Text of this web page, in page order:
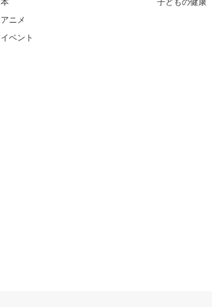
本
アニメ
イベント
子どもの健康